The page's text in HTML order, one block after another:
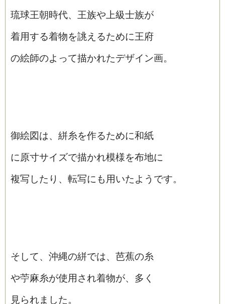
琉球王朝時代、王族や上級士族が
着用する着物を誂えるために王府
の絵師のよって描かれたデザイン画。
御絵図は、絣糸を作るために和紙
に原寸サイズで描かれ模様を布地に
複写したり、転写にも用いたようです。
そして、沖縄の絣では、芭蕉の糸
や苧麻糸が使用され着物が、多く
見られました。